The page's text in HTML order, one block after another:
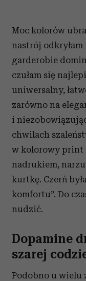
Moc kolorów
nastrój odkryłam
garderobie
czułam się
uniwersalny,
zarówno na
i
chwilach
w kolorowy print
nadrukiem,
kurtkę. Czerń
komfortu”. Do
nudzić.
Dopamine
szarej
Podobno u wielu